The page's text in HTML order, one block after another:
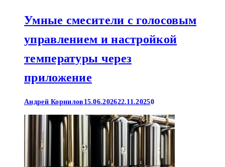
Умные смесители с голосовым
управлением и настройкой
температуры через
приложение
Андрей Корнилов 15.06.202622.11.20250